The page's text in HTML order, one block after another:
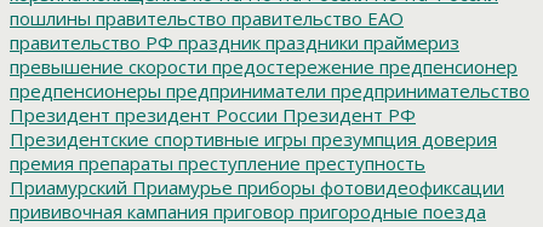
пошлины правительство правительство ЕАО
правительство РФ праздник праздники праймериз
превышение скорости предостережение предпенсионер
предпенсионеры предприниматели предпринимательство
Президент президент России Президент РФ
Президентские спортивные игры презумпция доверия
премия препараты преступление преступность
Приамурский Приамурье приборы фотовидеофиксации
прививочная кампания приговор пригородные поезда